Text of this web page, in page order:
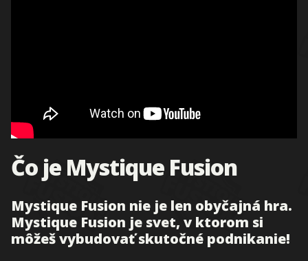
Čo je Mystique Fusion
Mystique Fusion nie je len obyčajná hra.
Mystique Fusion je svet, v ktorom si
môžeš vybudovať skutočné podnikanie!